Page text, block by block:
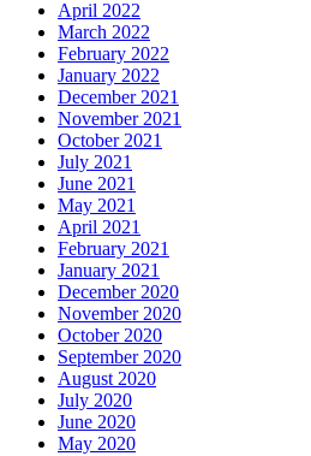
April 2022
March 2022
February 2022
January 2022
December 2021
November 2021
October 2021
July 2021
June 2021
May 2021
April 2021
February 2021
January 2021
December 2020
November 2020
October 2020
September 2020
August 2020
July 2020
June 2020
May 2020